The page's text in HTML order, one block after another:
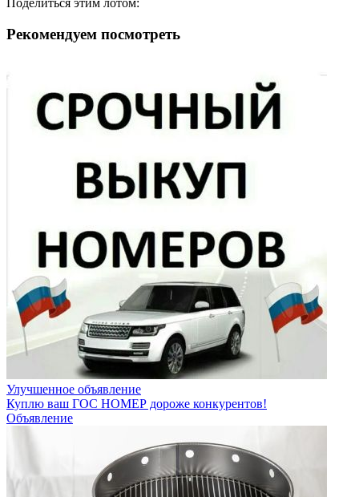
Поделиться этим лотом:
Рекомендуем посмотреть
Улучшенное объявление
Куплю ваш ГОС НОМЕР дороже конкурентов!
Объявление